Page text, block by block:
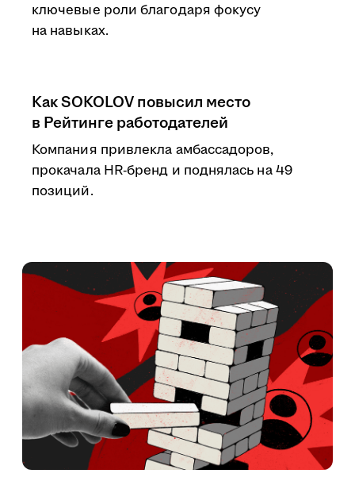
ключевые роли благодаря фокусу
на навыках.
Как SOKOLOV повысил место
в Рейтинге работодателей
Компания привлекла амбассадоров,
прокачала HR-бренд и поднялась на 49
позиций.